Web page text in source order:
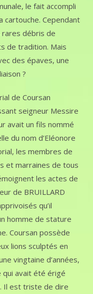
le fait accompli
cartouche. Cependant
rares débris de
de tradition. Mais
des épaves, une
?
de Coursan
seigneur Messire
avait un fils nommé
du nom d’Eléonore
les membres de
et marraines de tous
les actes de
de BRUILLARD
qu’il
homme de stature
Coursan possède
lions sculptés en
vingtaine d’années,
qui avait été érigé
Il est triste de dire